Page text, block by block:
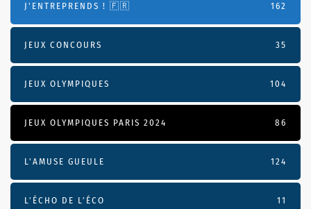
J'ENTREPRENDS ! 🇫🇷 162
JEUX CONCOURS 35
JEUX OLYMPIQUES 104
JEUX OLYMPIQUES PARIS 2024 86
L'AMUSE GUEULE 124
L’ÉCHO DE L’ÉCO 11